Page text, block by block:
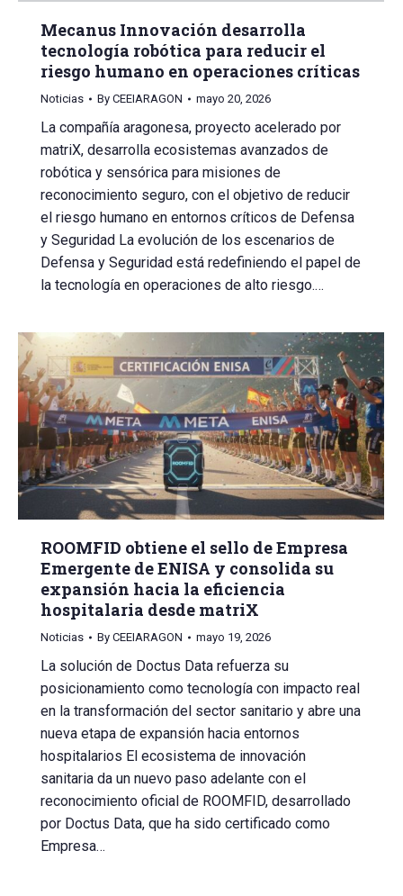
Mecanus Innovación desarrolla
tecnología robótica para reducir el
riesgo humano en operaciones críticas
Noticias By CEEIARAGON mayo 20, 2026
La compañía aragonesa, proyecto acelerado por
matriX, desarrolla ecosistemas avanzados de
robótica y sensórica para misiones de
reconocimiento seguro, con el objetivo de reducir
el riesgo humano en entornos críticos de Defensa
y Seguridad La evolución de los escenarios de
Defensa y Seguridad está redefiniendo el papel de
la tecnología en operaciones de alto riesgo.…
ROOMFID obtiene el sello de Empresa
Emergente de ENISA y consolida su
expansión hacia la eficiencia
hospitalaria desde matriX
Noticias By CEEIARAGON mayo 19, 2026
La solución de Doctus Data refuerza su
posicionamiento como tecnología con impacto real
en la transformación del sector sanitario y abre una
nueva etapa de expansión hacia entornos
hospitalarios El ecosistema de innovación
sanitaria da un nuevo paso adelante con el
reconocimiento oficial de ROOMFID, desarrollado
por Doctus Data, que ha sido certificado como
Empresa…